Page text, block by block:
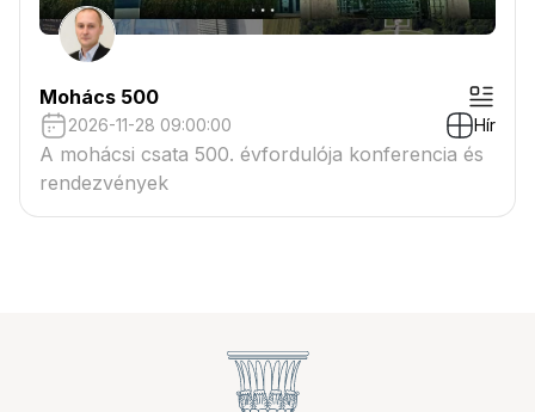
Mohács 500
2026-11-28 09:00:00 Hír
A mohácsi csata 500. évfordulója konferencia és
rendezvények